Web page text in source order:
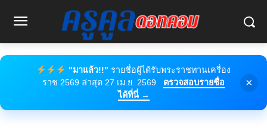
"มาแล้ว!!" รายชื่อผู้ได้รับพระราชทานเครื่อง
ราช 2569 ล่าสุด 27 เม.ย. 2569
ตรวจสอบรายชื่อ
ได้ที่นี่ →
×